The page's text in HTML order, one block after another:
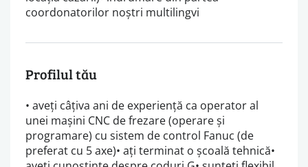
coordonatorilor noștri multilingvi
Profilul tău
• aveți câțiva ani de experiență ca operator al
unei mașini CNC de frezare (operare și
programare) cu sistem de control Fanuc (de
preferat cu 5 axe)• ați terminat o școală tehnică•